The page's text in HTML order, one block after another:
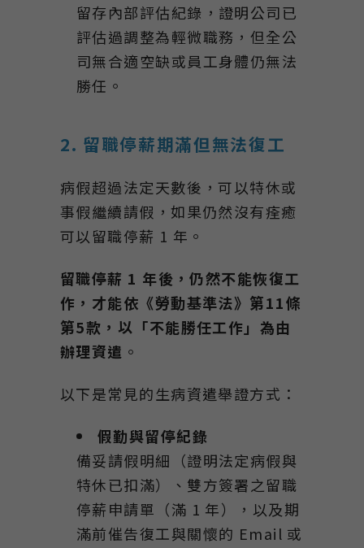
留存內部評估紀錄，證明公司已
評估過調整為輕微職務，但全公
司無合適空缺或員工身體仍無法
勝任。
2. 留職停薪期滿但無法復工
病假超過法定天數後，可以特休或
事假繼續請假，如果仍然沒有痊癒
可以留職停薪 1 年。
留職停薪 1 年後，仍然不能恢復工
作，才能依《勞動基準法》第11條
第5款，以「不能勝任工作」為由
辦理資遣 。
以下是常見的生病資遣舉證方式：
假勤與留停紀錄
備妥請假明細（證明法定病假與
特休已扣滿）、雙方簽署之留職
停薪申請單（滿 1 年），以及期
滿前催告復工與關懷的 Email 或